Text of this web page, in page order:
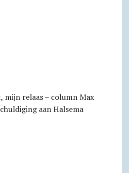
mijn relaas – column Max
aan Halsema